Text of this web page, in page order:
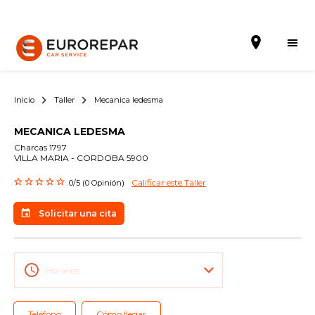
Solicitar una cita
La Marca
Gama Eurorepar
Nuestra Actualidad
Promociones
Inicio Taller Mecanica ledesma
MECANICA LEDESMA
Charcas 1797
VILLA MARIA - CORDOBA 5900
0/5 (0 Opinión) Calificar este Taller
Solicitar una cita
Horarios